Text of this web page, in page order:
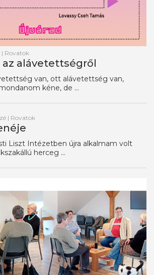
| Rovatok
alávetettségről
van, ott alávetettség van,
kéne, de ...
| Rovatok
Liszt Intézetben újra alkalmam volt
herceg ...